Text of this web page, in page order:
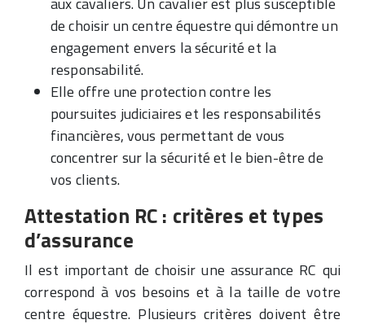
de choisir un centre équestre qui démontre un
engagement envers la sécurité et la
responsabilité.
Elle offre une protection contre les
poursuites judiciaires et les responsabilités
financières, vous permettant de vous
concentrer sur la sécurité et le bien-être de
vos clients.
Attestation RC : critères et types
d’assurance
Il est important de choisir une assurance RC qui
correspond à vos besoins et à la taille de votre
centre équestre. Plusieurs critères doivent être